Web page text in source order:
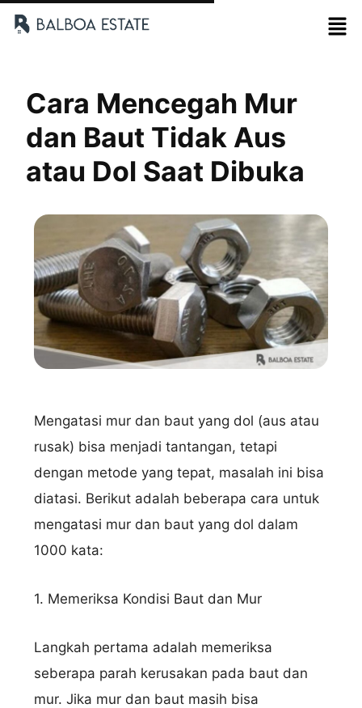
Cara Mencegah Mur
dan Baut Tidak Aus
atau Dol Saat Dibuka
Mengatasi mur dan baut yang dol (aus atau
rusak) bisa menjadi tantangan, tetapi
dengan metode yang tepat, masalah ini bisa
diatasi. Berikut adalah beberapa cara untuk
mengatasi mur dan baut yang dol dalam
1000 kata:
1. Memeriksa Kondisi Baut dan Mur
Langkah pertama adalah memeriksa
seberapa parah kerusakan pada baut dan
mur. Jika mur dan baut masih bisa